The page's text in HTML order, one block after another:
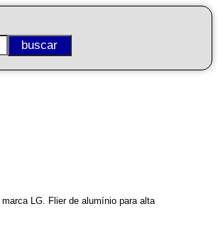
LG. Flier de alumínio para alta